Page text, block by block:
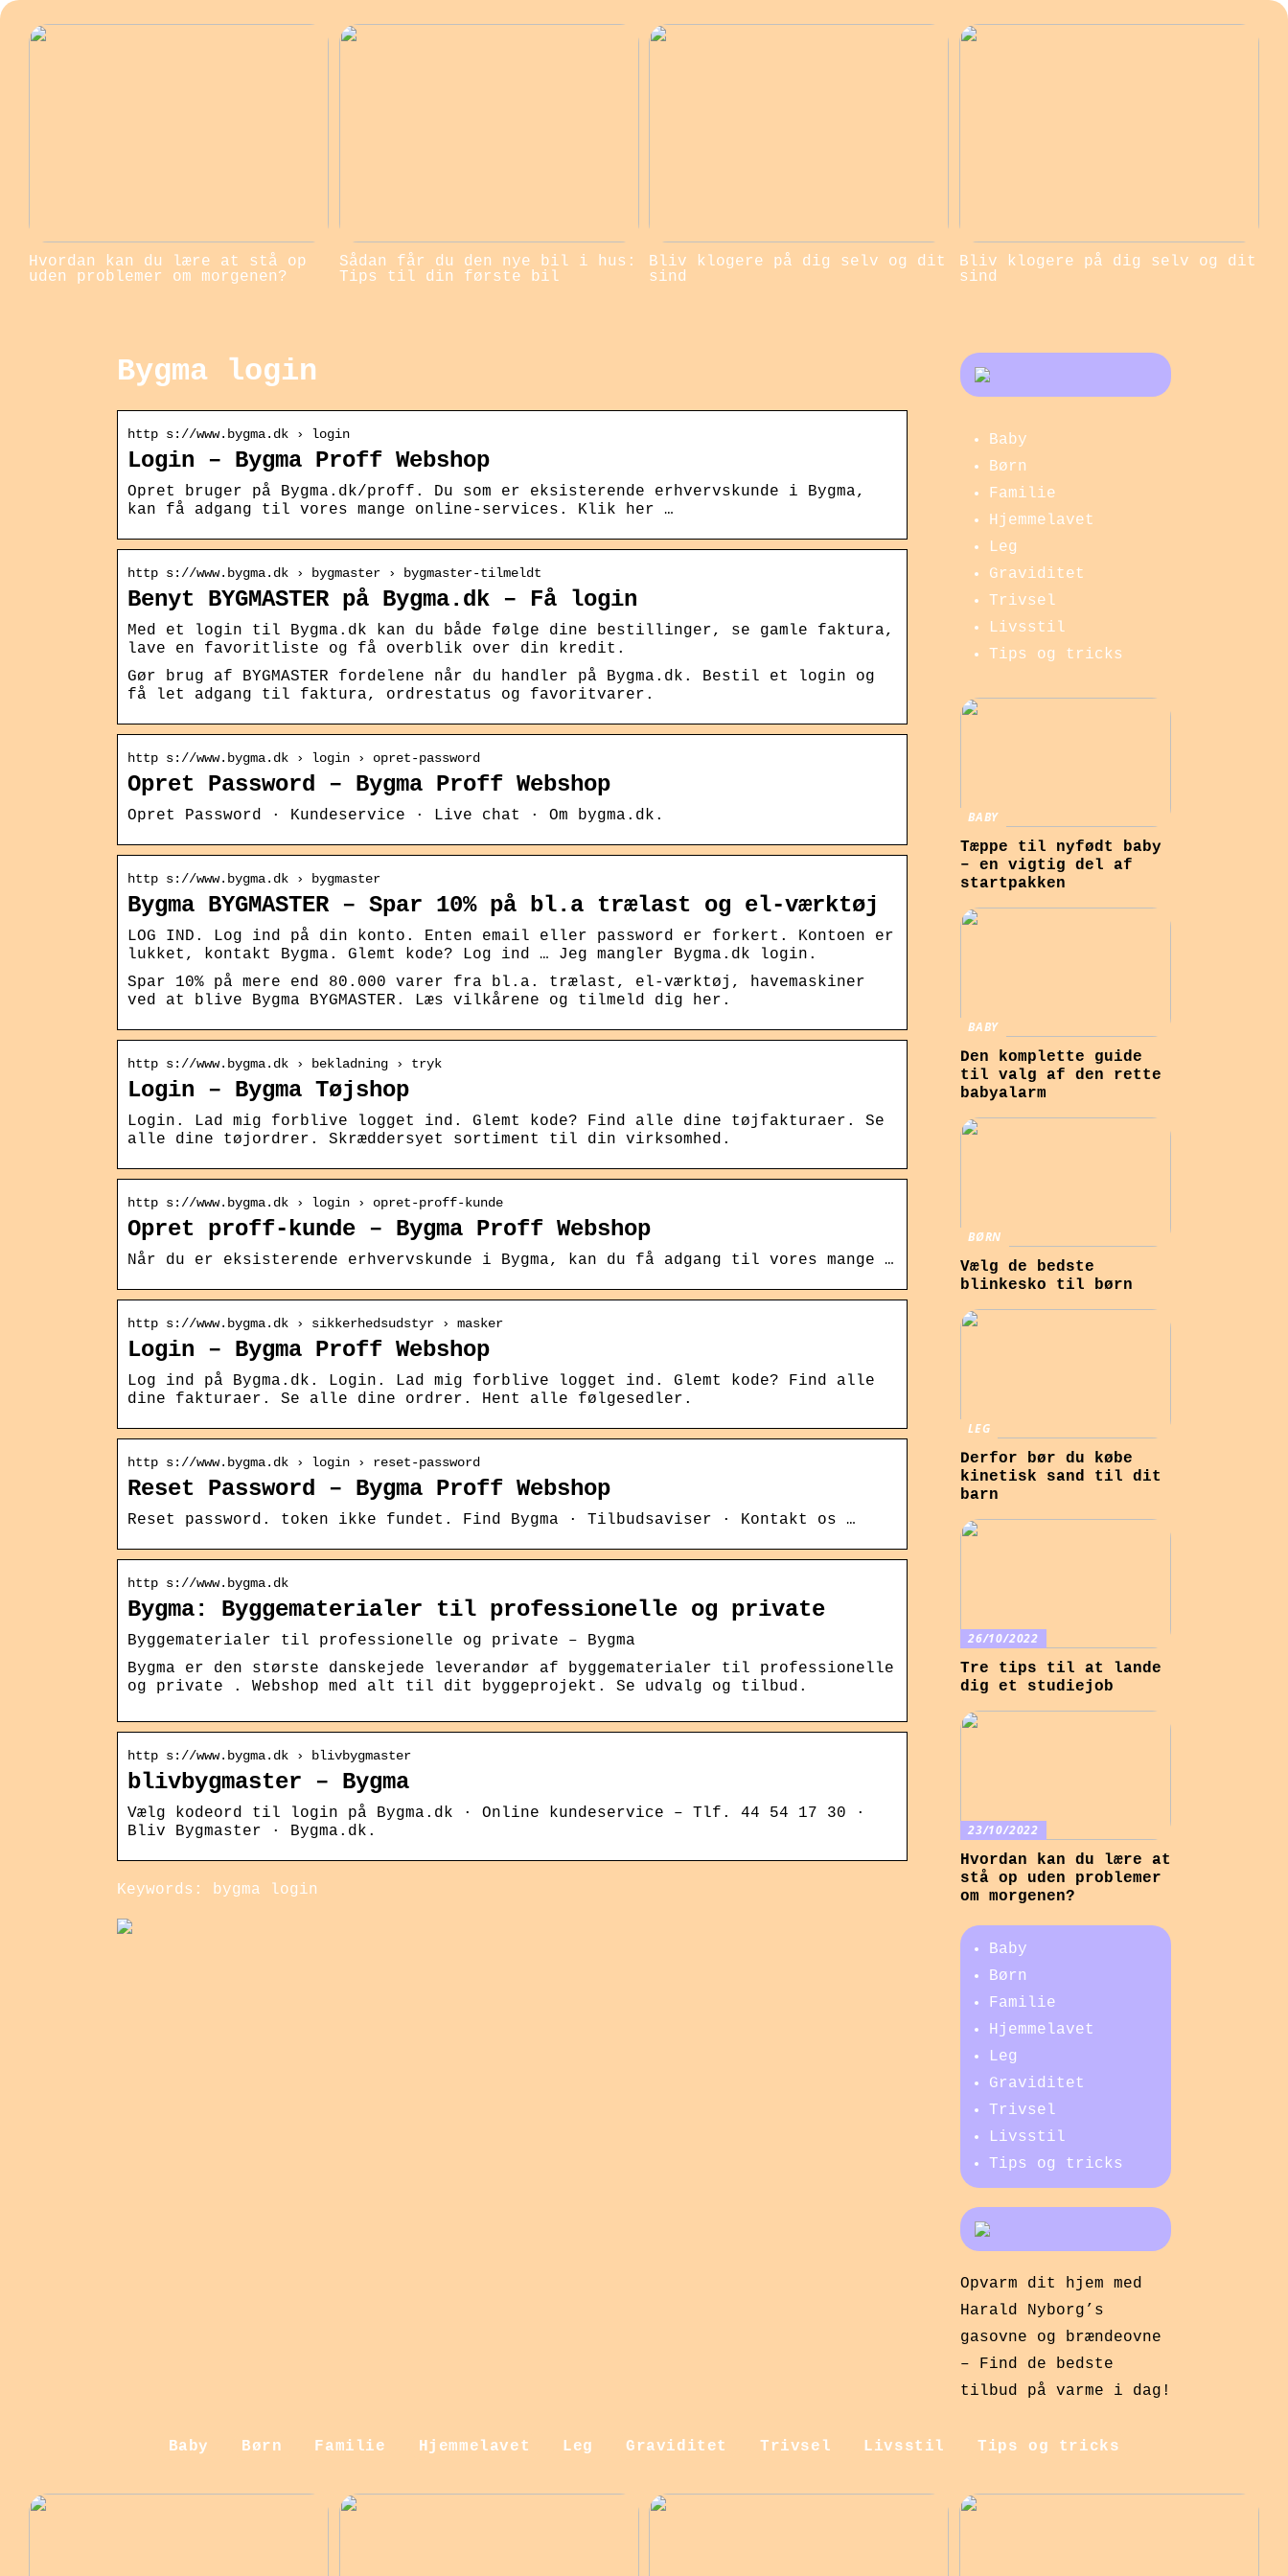
Hvordan kan du lære at stå op
uden problemer om morgenen?
Sådan får du den nye bil i hus:
Tips til din første bil
Bliv klogere på dig selv og dit
sind
Bliv klogere på dig selv og dit
sind
Bygma login
http s://www.bygma.dk › login
Login – Bygma Proff Webshop
Opret bruger på Bygma.dk/proff. Du som er eksisterende erhvervskunde i Bygma,
kan få adgang til vores mange online-services. Klik her …
http s://www.bygma.dk › bygmaster › bygmaster-tilmeldt
Benyt BYGMASTER på Bygma.dk – Få login
Med et login til Bygma.dk kan du både følge dine bestillinger, se gamle faktura,
lave en favoritliste og få overblik over din kredit.
Gør brug af BYGMASTER fordelene når du handler på Bygma.dk. Bestil et login og
få let adgang til faktura, ordrestatus og favoritvarer.
http s://www.bygma.dk › login › opret-password
Opret Password – Bygma Proff Webshop
Opret Password · Kundeservice · Live chat · Om bygma.dk.
http s://www.bygma.dk › bygmaster
Bygma BYGMASTER – Spar 10% på bl.a trælast og el-værktøj
LOG IND. Log ind på din konto. Enten email eller password er forkert. Kontoen er
lukket, kontakt Bygma. Glemt kode? Log ind … Jeg mangler Bygma.dk login.
Spar 10% på mere end 80.000 varer fra bl.a. trælast, el-værktøj, havemaskiner
ved at blive Bygma BYGMASTER. Læs vilkårene og tilmeld dig her.
http s://www.bygma.dk › bekladning › tryk
Login – Bygma Tøjshop
Login. Lad mig forblive logget ind. Glemt kode? Find alle dine tøjfakturaer. Se
alle dine tøjordrer. Skræddersyet sortiment til din virksomhed.
http s://www.bygma.dk › login › opret-proff-kunde
Opret proff-kunde – Bygma Proff Webshop
Når du er eksisterende erhvervskunde i Bygma, kan du få adgang til vores mange …
http s://www.bygma.dk › sikkerhedsudstyr › masker
Login – Bygma Proff Webshop
Log ind på Bygma.dk. Login. Lad mig forblive logget ind. Glemt kode? Find alle
dine fakturaer. Se alle dine ordrer. Hent alle følgesedler.
http s://www.bygma.dk › login › reset-password
Reset Password – Bygma Proff Webshop
Reset password. token ikke fundet. Find Bygma · Tilbudsaviser · Kontakt os …
http s://www.bygma.dk
Bygma: Byggematerialer til professionelle og private
Byggematerialer til professionelle og private – Bygma
Bygma er den største danskejede leverandør af byggematerialer til professionelle
og private . Webshop med alt til dit byggeprojekt. Se udvalg og tilbud.
http s://www.bygma.dk › blivbygmaster
blivbygmaster – Bygma
Vælg kodeord til login på Bygma.dk · Online kundeservice – Tlf. 44 54 17 30 ·
Bliv Bygmaster · Bygma.dk.
Keywords: bygma login
Baby
Børn
Familie
Hjemmelavet
Leg
Graviditet
Trivsel
Livsstil
Tips og tricks
BABY
Tæppe til nyfødt baby
– en vigtig del af
startpakken
BABY
Den komplette guide
til valg af den rette
babyalarm
BØRN
Vælg de bedste
blinkesko til børn
LEG
Derfor bør du købe
kinetisk sand til dit
barn
26/10/2022
Tre tips til at lande
dig et studiejob
23/10/2022
Hvordan kan du lære at
stå op uden problemer
om morgenen?
Baby
Børn
Familie
Hjemmelavet
Leg
Graviditet
Trivsel
Livsstil
Tips og tricks
Opvarm dit hjem med
Harald Nyborg’s
gasovne og brændeovne
– Find de bedste
tilbud på varme i dag!
Baby Børn Familie Hjemmelavet Leg Graviditet Trivsel Livsstil Tips og tricks